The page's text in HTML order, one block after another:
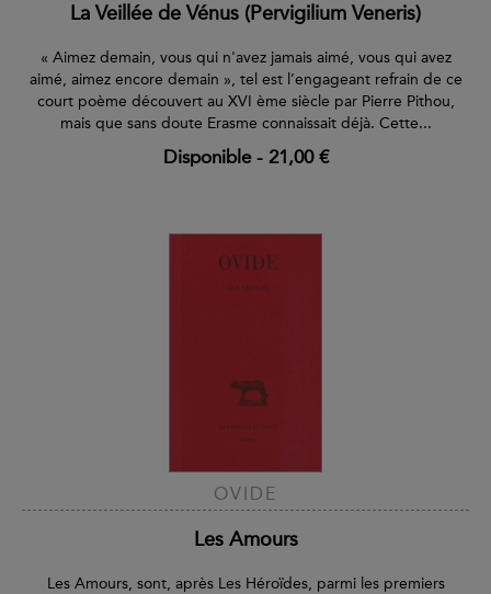
La Veillée de Vénus (Pervigilium Veneris)
« Aimez demain, vous qui n'avez jamais aimé, vous qui avez
aimé, aimez encore demain », tel est l’engageant refrain de ce
court poème découvert au XVI ème siècle par Pierre Pithou,
mais que sans doute Erasme connaissait déjà. Cette...
Disponible- 21,00 €
OVIDE
Les Amours
Les Amours, sont, après Les Héroïdes, parmi les premiers